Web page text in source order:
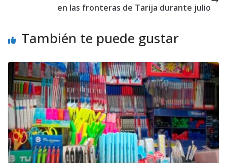
en las fronteras de Tarija durante julio
También te puede gustar